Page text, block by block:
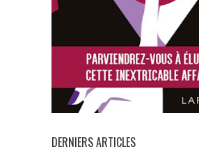
DERNIERS ARTICLES